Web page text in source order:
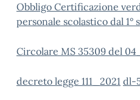
Obbligo Certificazione
personale scolastico dal 1°
Circolare MS 35309 del
decreto legge 111_2021 dl-